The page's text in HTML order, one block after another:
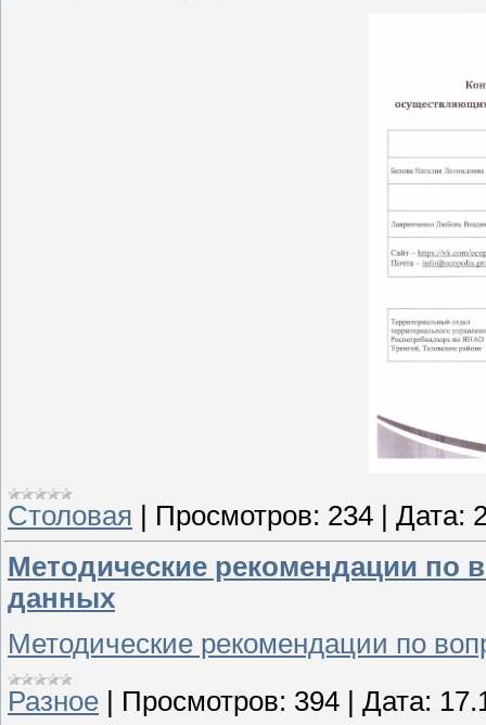
Столовая | Просмотров: 234 | Дата:
Методические рекомендации по
данных
Методические рекомендации по
Разное
Просмотров: 394 Дата: